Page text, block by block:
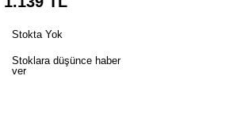
Stokta Yok
Stoklara düşünce haber
ver